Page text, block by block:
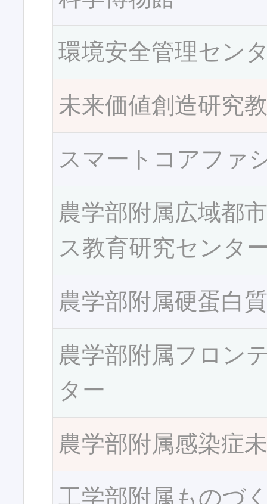
環境安全管理セン
未来価値創造研究
スマートコアファ
農学部附属広域都
ス教育研究センタ
農学部附属硬蛋白
農学部附属フロン
ター
農学部附属感染症
工学部附属ものづ